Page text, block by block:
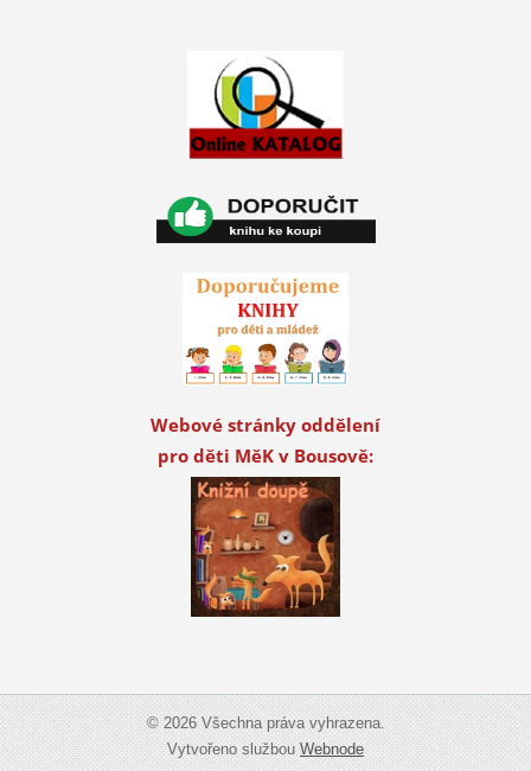
Webové stránky oddělení
pro děti MěK v Bousově:
© 2026 Všechna práva vyhrazena.
Vytvořeno službouWebnode